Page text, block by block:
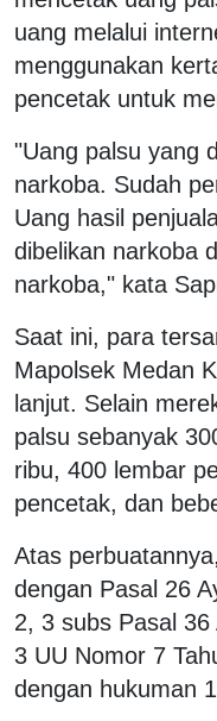
uang melalui
menggunakan
pencetak untuk
"Uang palsu yang
narkoba. Sudah
Uang hasil
dibelikan narkoba
narkoba," kata
Saat ini, para
Mapolsek Medan
lanjut. Selain
palsu sebanyak
ribu, 400 lembar
pencetak, dan
Atas
dengan Pasal 26
2, 3 subs Pasal
3 UU Nomor 7
dengan hukuman